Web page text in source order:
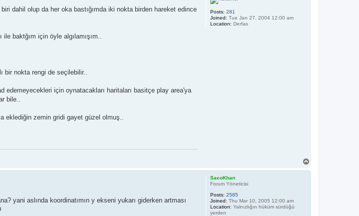
Posts: 281
Joined: Tue Jan 27, 2004 12:00 am
Location: Derfas
dahil olup da her oka bastığımda iki nokta birden hareket edince
baktğım için öyle algılamışım..
bir nokta rengi de seçilebilir..
için oynatacakları haritaları basitçe play area'ya
bile..
eklediğin zemin gridi gayet güzel olmuş..
SacoKhan
Forum Yöneticisi
Posts: 2585
Joined: Thu Mar 10, 2005 12:00 am
Location: Yalnızlığın hüküm sürdüğü
yerden
yani aslında koordinatımın y ekseni yukarı giderken artması